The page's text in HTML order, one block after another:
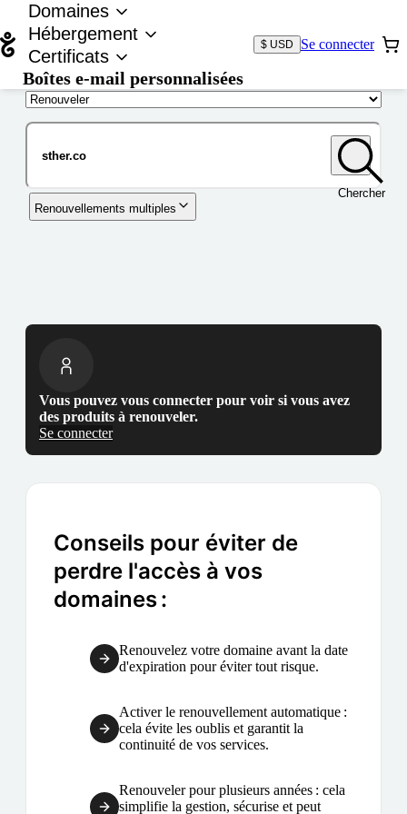
Domaines
Hébergement
Certificats
Boîtes e-mail personnalisées
$ USD Se connecter
Chercher
Renouvellements multiples
Vous pouvez vous connecter pour voir si vous avez
des produits à renouveler.
Se connecter
Conseils pour éviter de
perdre l'accès à vos
domaines :
Renouvelez votre domaine avant la date
d'expiration pour éviter tout risque.
Activer le renouvellement automatique :
cela évite les oublis et garantit la
continuité de vos services.
Renouveler pour plusieurs années : cela
simplifie la gestion, sécurise et peut